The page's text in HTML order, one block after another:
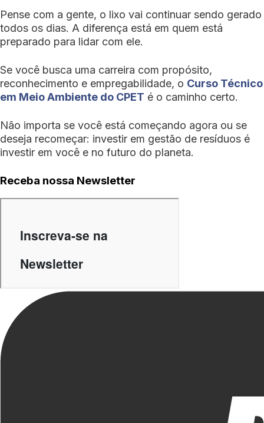
Pense com a gente, o lixo vai continuar sendo gerado
todos os dias. A diferença está em quem está
preparado para lidar com ele.
Se você busca uma carreira com propósito,
reconhecimento e empregabilidade, o Curso Técnico
em Meio Ambiente do CPET é o caminho certo.
Não importa se você está começando agora ou se
deseja recomeçar: investir em gestão de resíduos é
investir em você e no futuro do planeta.
Receba nossa Newsletter